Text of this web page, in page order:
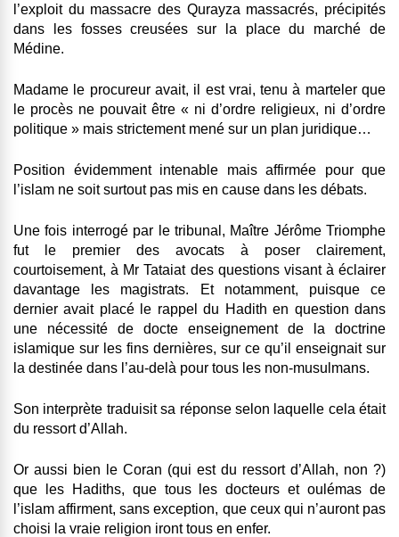
l’exploit du massacre des Qurayza massacrés, précipités
dans les fosses creusées sur la place du marché de
Médine.
Madame le procureur avait, il est vrai, tenu à marteler que
le procès ne pouvait être « ni d’ordre religieux, ni d’ordre
politique » mais strictement mené sur un plan juridique…
Position évidemment intenable mais affirmée pour que
l’islam ne soit surtout pas mis en cause dans les débats.
Une fois interrogé par le tribunal, Maître Jérôme Triomphe
fut le premier des avocats à poser clairement,
courtoisement, à Mr Tataiat des questions visant à éclairer
davantage les magistrats. Et notamment, puisque ce
dernier avait placé le rappel du Hadith en question dans
une nécessité de docte enseignement de la doctrine
islamique sur les fins dernières, sur ce qu’il enseignait sur
la destinée dans l’au-delà pour tous les non-musulmans.
Son interprète traduisit sa réponse selon laquelle cela était
du ressort d’Allah.
Or aussi bien le Coran (qui est du ressort d’Allah, non ?)
que les Hadiths, que tous les docteurs et oulémas de
l’islam affirment, sans exception, que ceux qui n’auront pas
choisi la vraie religion iront tous en enfer.